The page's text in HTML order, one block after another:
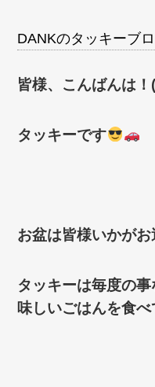
DANKのタッキーブ
皆様、こんばんは
タッキーです
お盆は皆様いかがお
タッキーは毎度の
味しいごはんを食